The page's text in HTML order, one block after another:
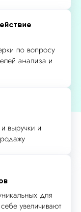
по вопросу
анализа и
выручки и
для
увеличивают